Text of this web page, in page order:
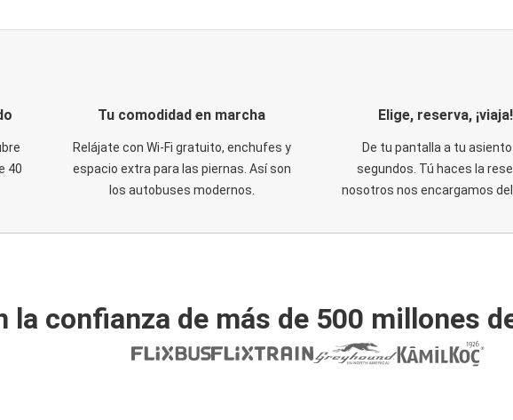
40
Tu comodidad en marcha
Relájate con Wi-Fi gratuito, enchufes y
espacio extra para las piernas. Así son
los autobuses modernos.
Elige, reserva, ¡viaja!
De tu pantalla a tu asiento
segundos. Tú haces la
nosotros nos encargamos del
la confianza de más de 500 millones